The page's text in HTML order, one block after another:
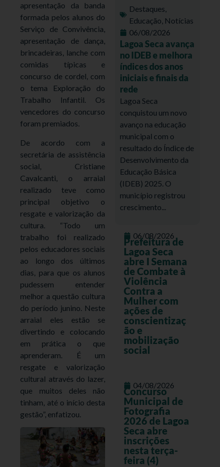
apresentação da banda
formada pelos alunos do
Serviço de Convivência,
apresentação de dança,
brincadeiras, lanche com
comidas típicas e
concurso de cordel, com
o tema Exploração do
Trabalho Infantil. Os
vencedores do concurso
foram premiados.
De acordo com a
secretária de assistência
social, Cristiane
Cavalcanti, o arraial
realizado teve como
principal objetivo o
resgate e valorização da
cultura. “Todo um
trabalho foi realizado
pelos educadores sociais
ao longo dos últimos
dias, para que os alunos
pudessem entender
melhor a questão cultura
do período junino. Neste
arraial eles estão se
divertindo e colocando
em prática o que
aprenderam. É um
resgate e valorização
cultural através do lazer,
que muitos deles não
tinham, até o início desta
gestão”, enfatizou.
Destaques,
Educação, Notícias
06/08/2026
Lagoa Seca avança
no IDEB e melhora
índices dos anos
iniciais e finais da
rede
Lagoa Seca
conquistou um novo
avanço na educação
municipal com o
resultado do Índice de
Desenvolvimento da
Educação Básica
(IDEB) 2025. O
município registrou
crescimento...
06/08/2026
Prefeitura de
Lagoa Seca
abre I Semana
de Combate à
Violência
Contra a
Mulher com
ações de
conscientizaç
ão e
mobilização
social
04/08/2026
Concurso
Municipal de
Fotografia
2026 de Lagoa
Seca abre
inscrições
nesta terça-
feira (4)